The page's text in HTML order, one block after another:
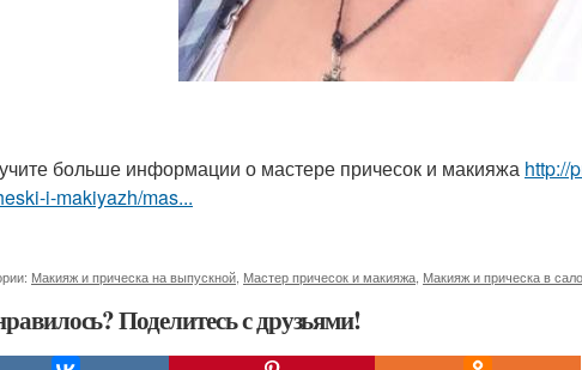
больше информации о мастере причесок и макияжа http://
i-makiyazh/mas...
Макияж и прическа на выпускной Мастер причесок и макияжа Макияж и прическа в
Поделитесь с друзьями!